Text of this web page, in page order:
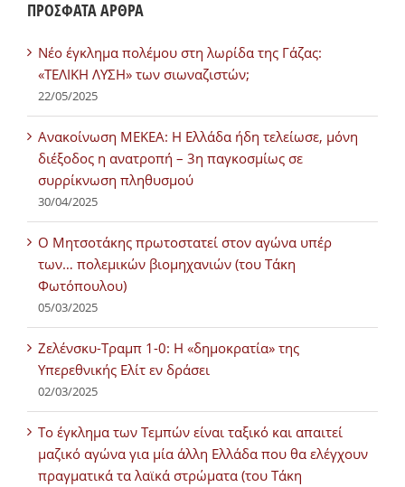
ΠΡΟΣΦΑΤΑ ΑΡΘΡΑ
Νέο έγκλημα πολέμου στη λωρίδα της Γάζας:
«ΤΕΛΙΚΗ ΛΥΣΗ» των σιωναζιστών;
22/05/2025
Ανακοίνωση ΜΕΚΕΑ: Η Ελλάδα ήδη τελείωσε, μόνη
διέξοδος η ανατροπή – 3η παγκοσμίως σε
συρρίκνωση πληθυσμού
30/04/2025
Ο Μητσοτάκης πρωτοστατεί στον αγώνα υπέρ
των… πολεμικών βιομηχανιών (του Τάκη
Φωτόπουλου)
05/03/2025
Ζελένσκυ-Τραμπ 1-0: Η «δημοκρατία» της
Υπερεθνικής Ελίτ εν δράσει
02/03/2025
Tο έγκλημα των Τεμπών είναι ταξικό και απαιτεί
μαζικό αγώνα για μία άλλη Ελλάδα που θα ελέγχουν
πραγματικά τα λαϊκά στρώματα (του Τάκη